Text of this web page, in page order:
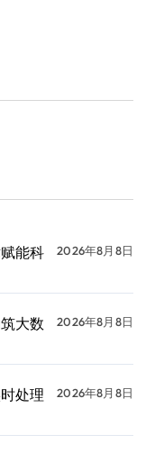
能科
2026年8月8日
大数
2026年8月8日
处理
2026年8月8日